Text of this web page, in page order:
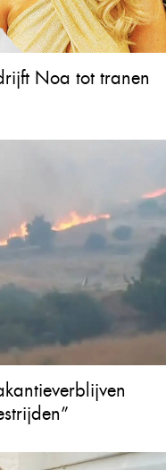
Noa tot tranen